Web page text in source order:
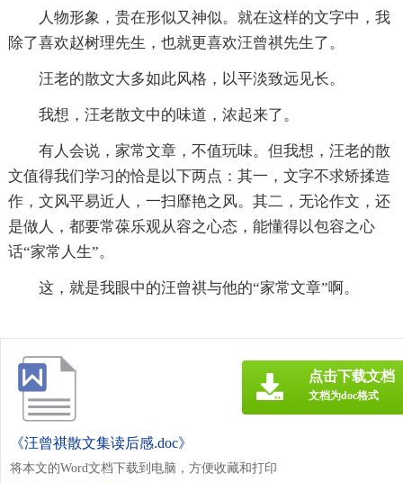
人物形象，贵在形似又神似。就在这样的文字中，我
除了喜欢赵树理先生，也就更喜欢汪曾祺先生了。
汪老的散文大多如此风格，以平淡致远见长。
我想，汪老散文中的味道，浓起来了。
有人会说，家常文章，不值玩味。但我想，汪老的散
文值得我们学习的恰是以下两点：其一，文字不求矫揉造
作，文风平易近人，一扫靡艳之风。其二，无论作文，还
是做人，都要常葆乐观从容之心态，能懂得以包容之心
话“家常人生”。
这，就是我眼中的汪曾祺与他的“家常文章”啊。
《汪曾祺散文集读后感.doc》
将本文的Word文档下载到电脑，方便收藏和打印
点击下载文档
文档为doc格式